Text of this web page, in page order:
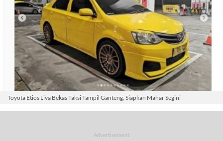
Toyota Etios Liva Bekas Taksi Tampil Ganteng, Siapkan Mahar Segini